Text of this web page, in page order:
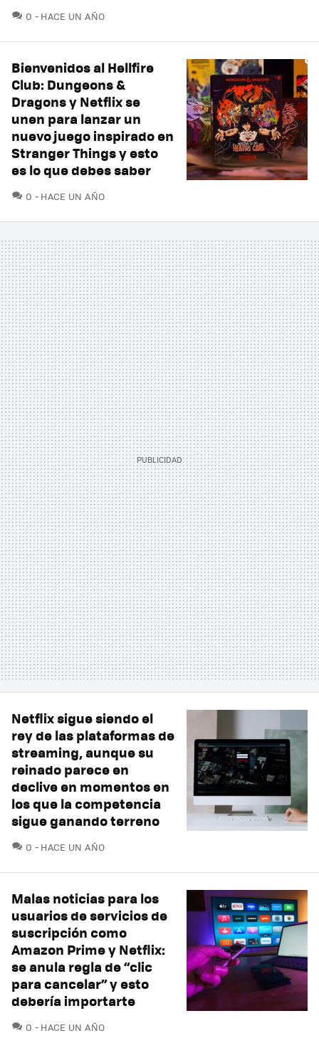
0 COMENTARIOS
HACE UN AÑO
Bienvenidos al Hellfire
Club: Dungeons &
Dragons y Netflix se
unen para lanzar un
nuevo juego inspirado en
Stranger Things y esto
es lo que debes saber
0 COMENTARIOS
HACE UN AÑO
Netflix sigue siendo el
rey de las plataformas de
streaming, aunque su
reinado parece en
declive en momentos en
los que la competencia
sigue ganando terreno
0 COMENTARIOS
HACE UN AÑO
Malas noticias para los
usuarios de servicios de
suscripción como
Amazon Prime y Netflix:
se anula regla de “clic
para cancelar” y esto
debería importarte
0 COMENTARIOS
HACE UN AÑO